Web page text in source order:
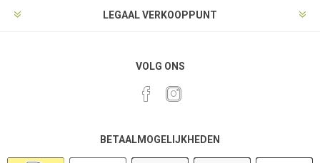
LEGAAL VERKOOPPUNT
VOLG ONS
BETAALMOGELIJKHEDEN